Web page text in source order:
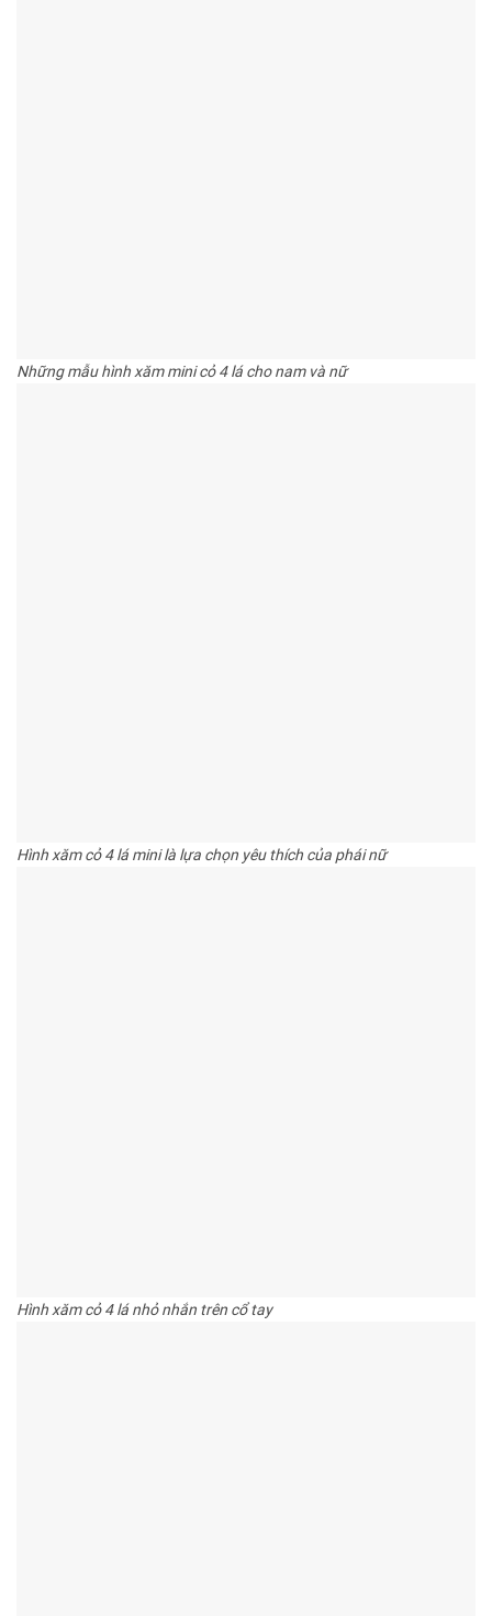
Những mẫu hình xăm mini cỏ 4 lá cho nam và nữ
Hình xăm cỏ 4 lá mini là lựa chọn yêu thích của phái nữ
Hình xăm cỏ 4 lá nhỏ nhắn trên cổ tay